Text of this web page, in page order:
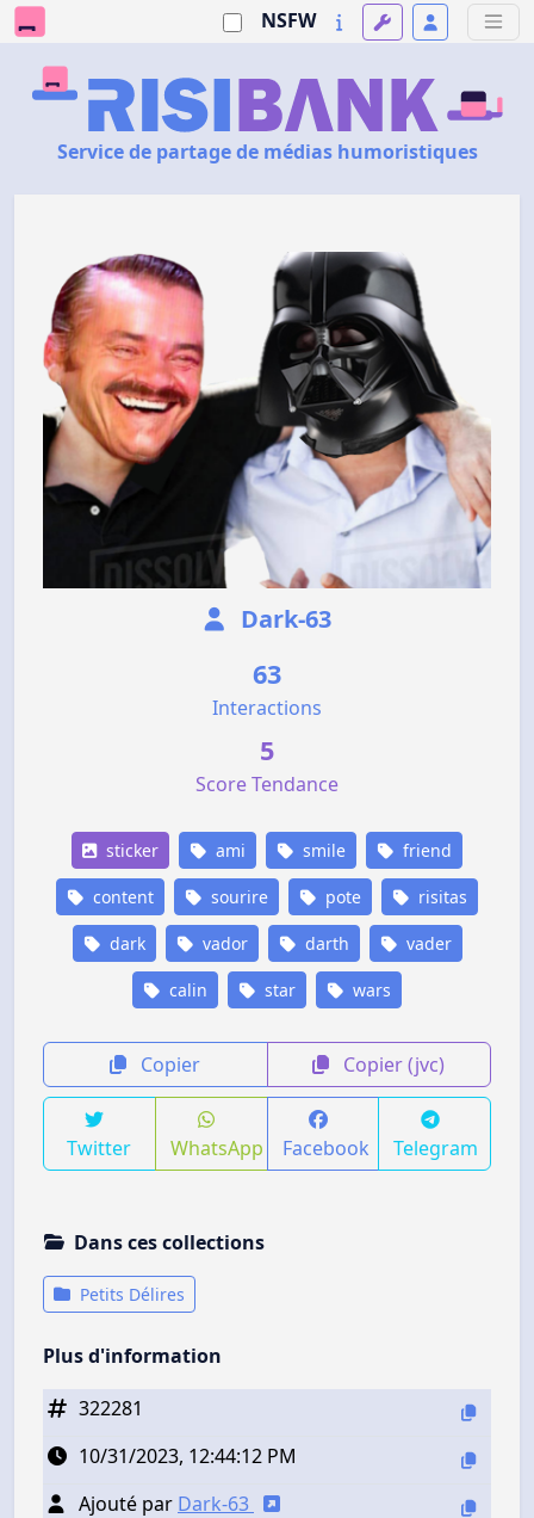
NSFW
Service de partage de médias humoristiques
Dark-63
63
Interactions
5
Score Tendance
sticker ami smile friend
content sourire pote risitas
dark vador darth vader
calin star wars
Copier Copier (jvc)
Twitter WhatsApp Facebook Telegram
Dans ces collections
Petits Délires
Plus d'information
322281
10/31/2023, 12:44:12 PM
Ajouté par Dark-63